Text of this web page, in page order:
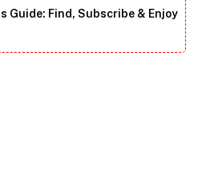
Guide: Find, Subscribe & Enjoy